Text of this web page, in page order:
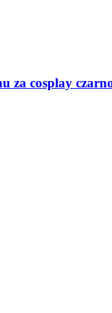
za cosplay